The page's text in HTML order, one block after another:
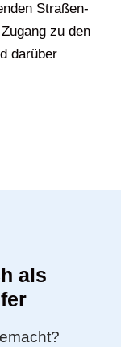
Straßen-
zu den
darüber
als